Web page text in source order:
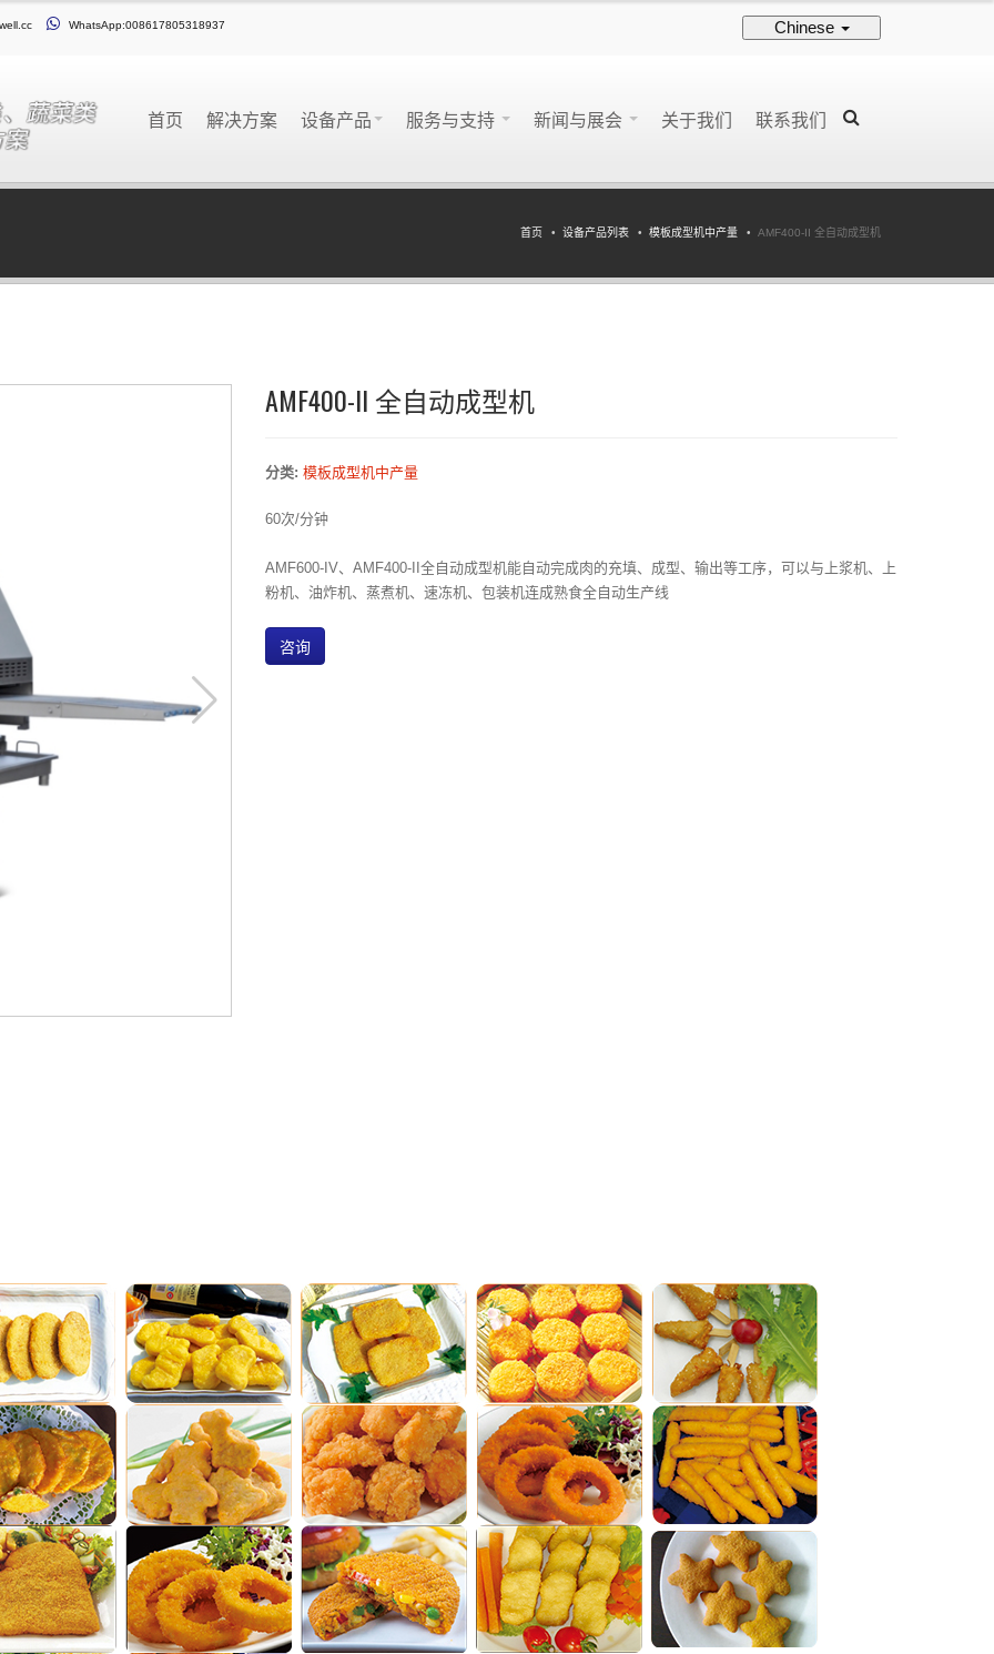
WhatsApp:008617805318937 Chinese
首页 解决方案 设备产品 服务与支持 新闻与展会 关于我们 联系我们
首页 设备产品列表 模板成型机中产量 AMF400-II 全自动成型机
AMF400-II 全自动成型机
分类: 模板成型机中产量
60次/分钟
AMF600-IV、AMF400-II全自动成型机能自动完成肉的充填、成型、输出等工序，可以与上浆机、上
粉机、油炸机、蒸煮机、速冻机、包装机连成熟食全自动生产线
咨询